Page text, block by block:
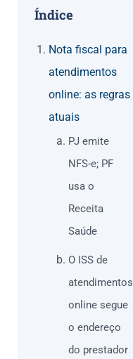
Índice
Nota fiscal para
atendimentos
online: as regras
atuais
PJ emite
NFS-e; PF
usa o
Receita
Saúde
O ISS de
atendimentos
online segue
o endereço
do prestador